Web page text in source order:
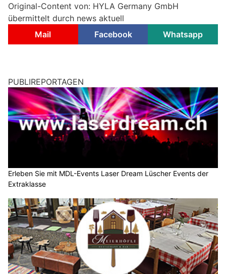
Original-Content von: HYLA Germany GmbH
übermittelt durch news aktuell
Mail
Facebook Whatsapp
PUBLIREPORTAGEN
Erleben Sie mit MDL-Events Laser Dream Lüscher Events der
Extraklasse